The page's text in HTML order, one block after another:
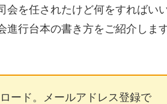
会を任されたけど何をすればい
行台本の書き方をご紹介します
ード。メールアドレス登録で